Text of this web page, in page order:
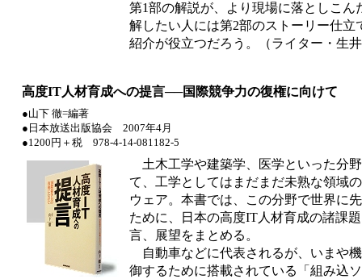
第1部の解説が、より現場に落としこん
解したい人には第2部のストーリー仕立
紹介が役立つだろう。（ライター・生
高度IT人材育成への提言──国際競争力の復権に向けて
●山下 徹=編著
●日本放送出版協会 2007年4月
●1200円＋税 978-4-14-081182-5
土木工学や建築学、医学といった分
て、工学としてはまだまだ未熟な領域
ウェア。本書では、この分野で世界に
ために、日本の高度IT人材育成の諸課
言、展望をまとめる。
自動車などに代表されるが、いまや
御するために搭載されている「組み込